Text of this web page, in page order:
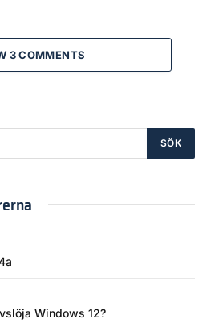
3 COMMENTS
Windows 12?